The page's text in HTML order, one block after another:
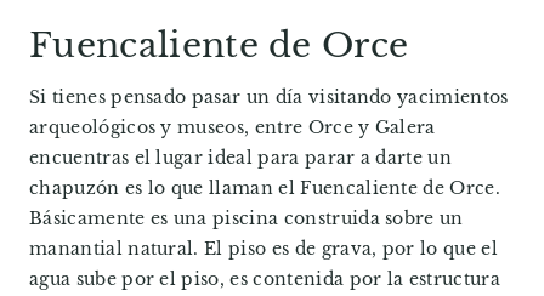
Fuencaliente de Orce
Si tienes pensado pasar un día visitando yacimientos
arqueológicos y museos, entre Orce y Galera
encuentras el lugar ideal para parar a darte un
chapuzón es lo que llaman el Fuencaliente de Orce.
Básicamente es una piscina construida sobre un
manantial natural. El piso es de grava, por lo que el
agua sube por el piso, es contenida por la estructura